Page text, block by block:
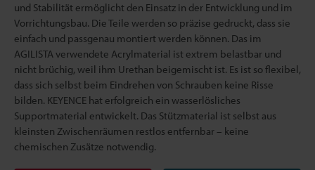
und Stabilität ermöglicht den Einsatz in der Entwicklung und im
Vorrichtungsbau. Die Teile werden so präzise gedruckt, dass sie
einfach und passgenau montiert werden können. Das im
AGILISTA verwendete Acrylmaterial ist extrem belastbar und
nicht brüchig, weil ihm Urethan beigemischt ist. Es ist so flexibel,
dass sich selbst beim Eindrehen von Schrauben keine Risse
bilden. KEYENCE hat erfolgreich ein wasserlösliches
Supportmaterial entwickelt. Das Stützmaterial ist selbst aus
kleinsten Zwischenräumen restlos entfernbar – keine
chemischen Zusätze notwendig.